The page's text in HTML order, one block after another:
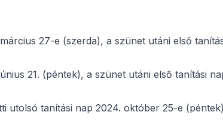
27-e (szerda), a szünet utáni első
21. (péntek), a szünet utáni első tanítási
utolsó tanítási nap 2024. október 25-e